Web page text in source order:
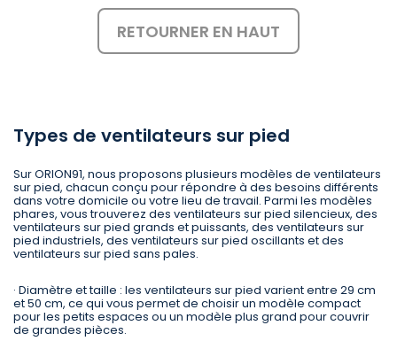
RETOURNER EN HAUT
Types de ventilateurs sur pied
Sur ORION91, nous proposons plusieurs modèles de ventilateurs
sur pied, chacun conçu pour répondre à des besoins différents
dans votre domicile ou votre lieu de travail. Parmi les modèles
phares, vous trouverez des ventilateurs sur pied silencieux, des
ventilateurs sur pied grands et puissants, des ventilateurs sur
pied industriels, des ventilateurs sur pied oscillants et des
ventilateurs sur pied sans pales.
· Diamètre et taille : les ventilateurs sur pied varient entre 29 cm
et 50 cm, ce qui vous permet de choisir un modèle compact
pour les petits espaces ou un modèle plus grand pour couvrir
de grandes pièces.